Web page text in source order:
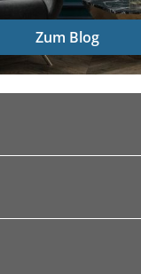
Zum Blog